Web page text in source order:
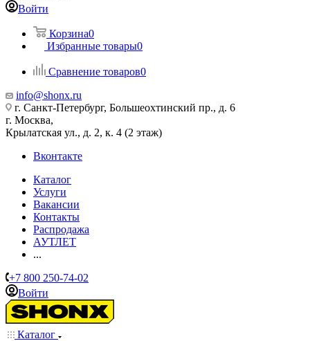
Войти
Корзина0
Избранные товары0
Сравнение товаров0
info@shonx.ru
г. Санкт-Петербург, Большеохтинский пр., д. 6
г. Москва,
Крылатская ул., д. 2, к. 4 (2 этаж)
Вконтакте
Каталог
Услуги
Вакансии
Контакты
Распродажа
АУТЛЕТ
...
+7 800 250-74-02
Войти
Каталог